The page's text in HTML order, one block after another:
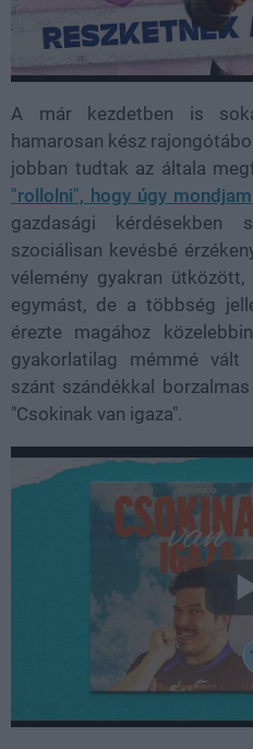
A már kezdetben is
hamarosan kész
jobban tudtak az általa
"rollolni", hogy úgy mondjam
gazdasági kérdésekben
szociálisan kevésbé
vélemény gyakran
egymást, de a többség
érezte magához
gyakorlatilag mémmé
szánt szándékkal
"Csokinak van igaza".